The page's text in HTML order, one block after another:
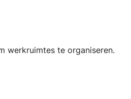
werkruimtes te organiseren.